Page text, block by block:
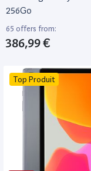
256Go
65 offers from:
386,99 €
Top Produit